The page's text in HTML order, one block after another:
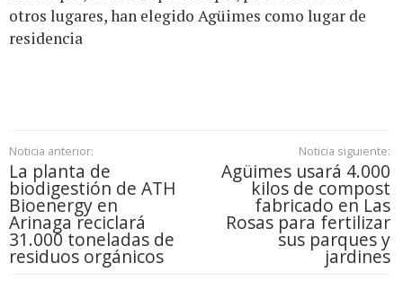
otros lugares, han elegido Agüimes como lugar de
residencia
Noticia anterior:
La planta de
biodigestión de ATH
Bioenergy en
Arinaga reciclará
31.000 toneladas de
residuos orgánicos
Noticia siguiente:
Agüimes usará 4.000
kilos de compost
fabricado en Las
Rosas para fertilizar
sus parques y
jardines